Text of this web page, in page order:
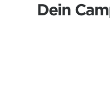
Dein